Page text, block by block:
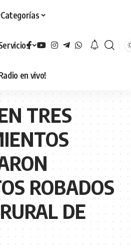
en vivo!
TRES
ROBADOS
DE